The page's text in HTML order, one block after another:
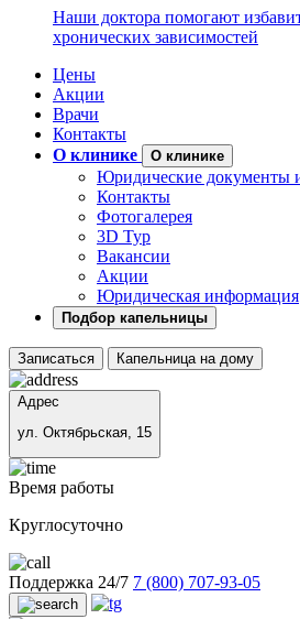
Наши доктора помогают
хронических зависимостей
Цены
Акции
Врачи
Контакты
О клинике
О клинике
Юридические документы
Контакты
Фотогалерея
3D Тур
Вакансии
Акции
Юридическая информация
Подбор капельницы
Записаться Капельница на дому
Адрес
ул. Октябрьская, 15
Время работы
Круглосуточно
Поддержка 24/7 7 (800) 707-93-05